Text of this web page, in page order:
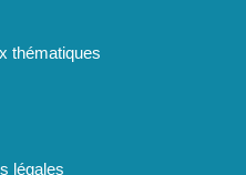
thématiques
légales